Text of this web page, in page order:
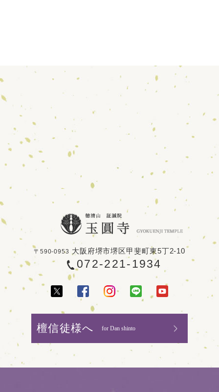
〒590-0953 大阪府堺市堺区甲斐町東5丁2-10
072-221-1934
檀信徒様へ for Dan shinto